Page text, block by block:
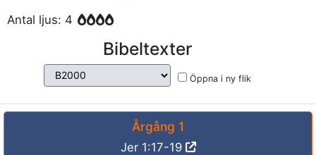
Antal ljus: 4
Bibeltexter
Öppna i ny flik
Årgång 1
Jer 1:17-19